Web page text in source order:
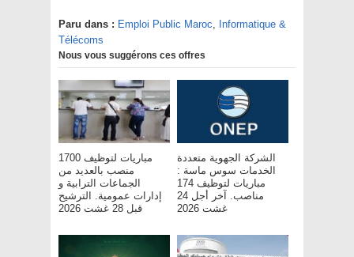
Paru dans : Emploi Public Maroc, Informatique &
Télécoms
Nous vous suggérons ces offres
مباريات لتوظيف 1700
منصب بالعديد من
الجماعات الترابية و
إدارات عمومية. الترشيح
قبل 28 غشت 2026
الشركة الجهوية متعددة
الخدمات سوس ماسة :
مباريات لتوظيف 174
مناصب. آخر أجل 24
غشت 2026